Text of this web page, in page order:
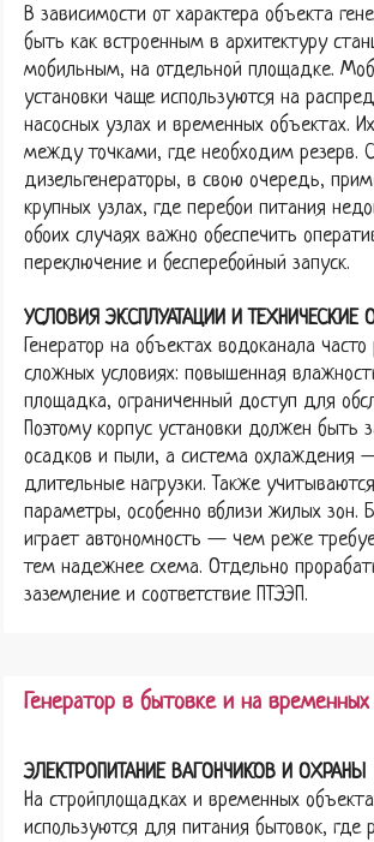
В зависимости от характера объекта
быть как встроенным в архитектуру
мобильным, на отдельной площадке.
установки чаще используются на
насосных узлах и временных объектах.
между точками, где необходим резерв.
дизельгенераторы, в свою очередь,
крупных узлах, где перебои питания
обоих случаях важно обеспечить
переключение и бесперебойный запуск.
УСЛОВИЯ ЭКСПЛУАТАЦИИ И ТЕХНИЧЕСКИЕ
Генератор на объектах водоканала часто
сложных условиях: повышенная
площадка, ограниченный доступ для
Поэтому корпус установки должен быть
осадков и пыли, а система охлаждения
длительные нагрузки. Также
параметры, особенно вблизи жилых зон.
играет автономность — чем реже
тем надежнее схема. Отдельно
заземление и соответствие ПТЭЭП.
Генератор в бытовке и на
ЭЛЕКТРОПИТАНИЕ ВАГОНЧИКОВ И ОХРАНЫ
На стройплощадках и временных
используются для питания бытовок, где